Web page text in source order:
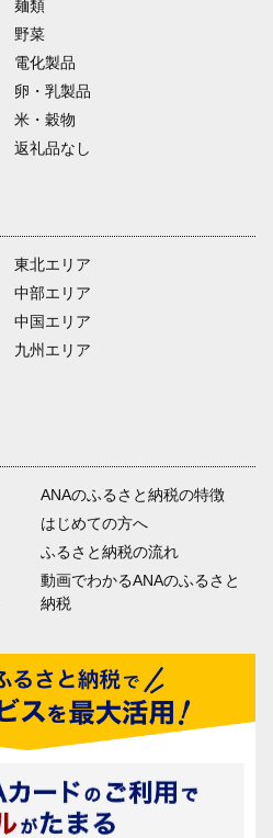
麺類
野菜
電化製品
卵・乳製品
米・穀物
返礼品なし
東北エリア
中部エリア
中国エリア
九州エリア
ANAのふるさと納税の特徴
はじめての方へ
ふるさと納税の流れ
動画でわかるANAのふるさと
納税